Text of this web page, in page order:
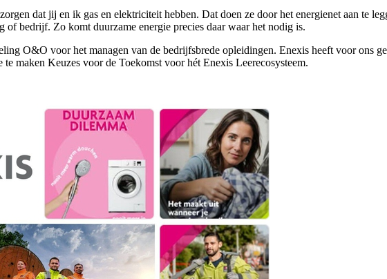
dat jij en ik gas en elektriciteit hebben. Dat doen ze door het energienet aan te
bedrijf. Zo komt duurzame energie precies daar waar het nodig is.
O&O voor het managen van de bedrijfsbrede opleidingen. Enexis heeft voor ons
maken Keuzes voor de Toekomst voor hét Enexis Leerecosysteem.